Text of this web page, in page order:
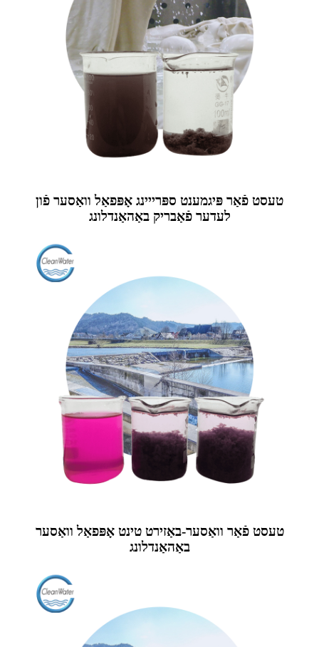
טעסט פֿאַר פּיגמענט ספּרייינג אָפּפאַל וואַסער פֿון
לעדער פֿאַבריק באַהאַנדלונג
טעסט פֿאַר וואַסער-באַזירט טינט אָפּפאַל וואַסער
באַהאַנדלונג